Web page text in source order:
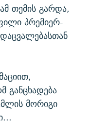
თემის გარდა,
პრემიერ-
განცხადება
მორიგი